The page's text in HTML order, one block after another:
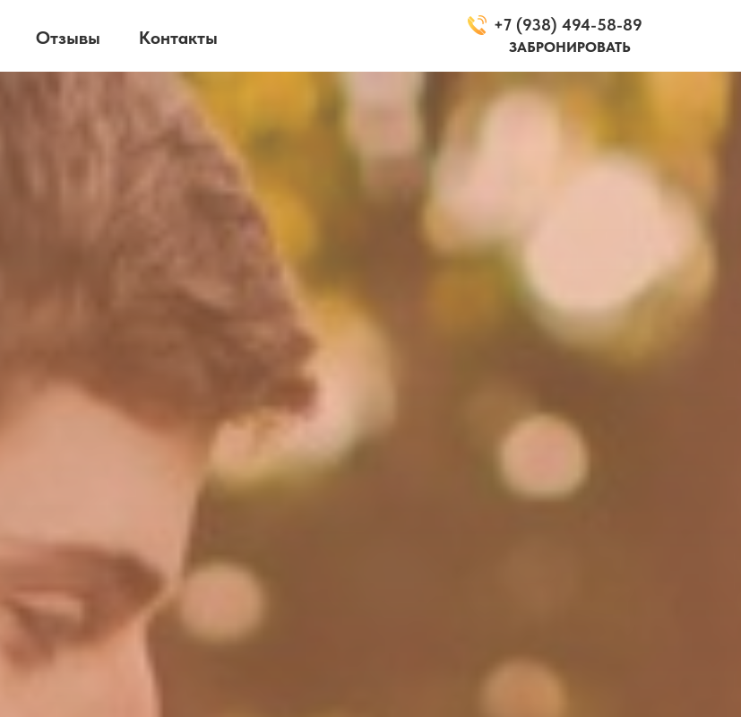
Отзывы Контакты
+7 (938) 494-58-89
ЗАБРОНИРОВАТЬ